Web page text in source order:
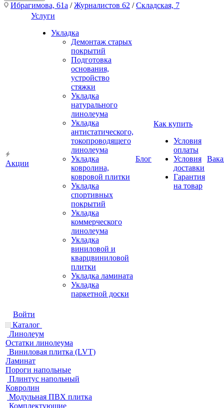
Ибрагимова, 61а /Журналистов 62 /Складская, 7
Акции
Услуги
Укладка
Демонтаж старых
покрытий
Подготовка
основания,
устройство
стяжки
Укладка
натурального
линолеума
Укладка
антистатического,
токопроводящего
линолеума
Укладка
ковролина,
ковровой плитки
Укладка
спортивных
покрытий
Укладка
коммерческого
линолеума
Укладка
виниловой и
кварцвиниловой
плитки
Укладка ламината
Укладка
паркетной доски
Блог
Как купить
Условия
оплаты
Условия
доставки
Гарантия
на товар
Войти
Каталог
Линолеум
Остатки линолеума
Виниловая плитка (LVT)
Ламинат
Пороги напольные
Плинтус напольный
Ковролин
Модульная ПВХ плитка
Комплектующие